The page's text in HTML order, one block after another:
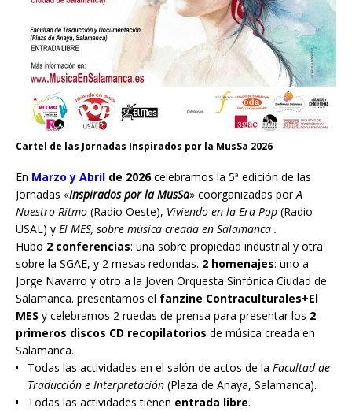
Cartel de las Jornadas Inspirados por la MusSa 2026
En Marzo y Abril de 2026celebramos la 5ª edición de las
Jornadas «Inspirados por la MusSa» coorganizadas porA
Nuestro Ritmo (Radio Oeste), Viviendo en la Era Pop (Radio
USAL) y El MES, sobre música creada en Salamanca .
Hubo 2 conferencias: una sobre propiedad industrial y otra
sobre la SGAE, y 2 mesas redondas. 2 homenajes: uno a
Jorge Navarro y otro a la Joven Orquesta Sinfónica Ciudad de
Salamanca. presentamos el fanzine Contraculturales+El
MES y celebramos 2 ruedas de prensa para presentar los 2
primeros discos CD recopilatorios de música creada en
Salamanca.
Todas las actividades en el salón de actos de la Facultad de
Traducción e Interpretación (Plaza de Anaya, Salamanca).
Todas las actividades tienen entrada libre.